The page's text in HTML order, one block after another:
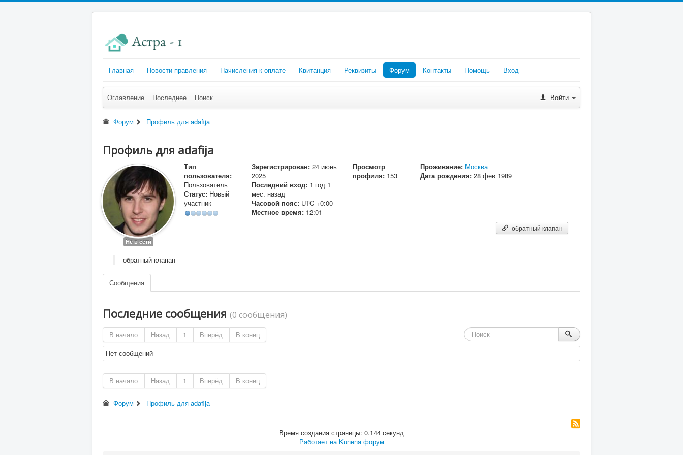
Главная Новости правления Начисления к оплате Квитанция Реквизиты Форум Контакты Помощь Вход
Оглавление Последнее Поиск Войти
Форум Профиль для adafija
Профиль для adafija
Не в сети
Тип
пользователя:
Пользователь
Статус: Новый
участник
Зарегистрирован: 24 июнь
2025
Последний вход: 1 год 1
мес. назад
Часовой пояс: UTC +0:00
Местное время: 12:01
Просмотр
профиля: 153
Проживание: Москва
Дата рождения: 28 фев 1989
обратный клапан
обратный клапан
Сообщения
Последние сообщения (0 сообщения)
В начало Назад 1 Вперёд
В конец
Нет сообщений
В начало Назад 1 Вперёд В конец
Форум Профиль для adafija
Время создания страницы: 0.144 секунд
Работает на Kunena форум